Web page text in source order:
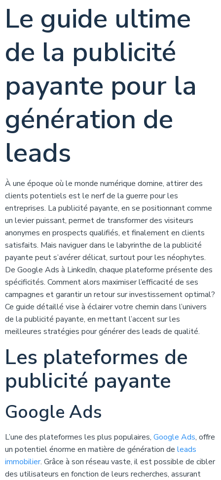
Le guide ultime
de la publicité
payante pour la
génération de
leads
À une époque où le monde numérique domine, attirer des
clients potentiels est le nerf de la guerre pour les
entreprises. La publicité payante, en se positionnant comme
un levier puissant, permet de transformer des visiteurs
anonymes en prospects qualifiés, et finalement en clients
satisfaits. Mais naviguer dans le labyrinthe de la publicité
payante peut s’avérer délicat, surtout pour les néophytes.
De Google Ads à LinkedIn, chaque plateforme présente des
spécificités. Comment alors maximiser l’efficacité de ses
campagnes et garantir un retour sur investissement optimal?
Ce guide détaillé vise à éclairer votre chemin dans l’univers
de la publicité payante, en mettant l’accent sur les
meilleures stratégies pour générer des leads de qualité.
Les plateformes de
publicité payante
Google Ads
L’une des plateformes les plus populaires, Google Ads, offre
un potentiel énorme en matière de génération de leads
immobilier. Grâce à son réseau vaste, il est possible de cibler
des utilisateurs en fonction de leurs recherches, assurant